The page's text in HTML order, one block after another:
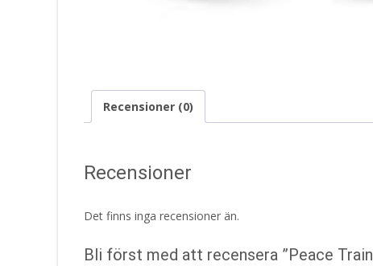
Recensioner (0)
Recensioner
Det finns inga recensioner än.
Bli först med att recensera ”Peace